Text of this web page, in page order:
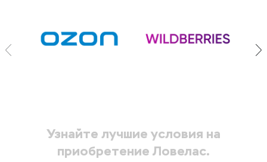
Узнайте лучшие условия на
приобретение Ловелас.